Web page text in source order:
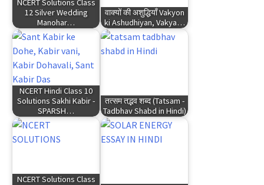
NCERT Solutions Class
12 Silver Wedding
Manohar…
वाक्यों की अशुद्धियाँ Vakyon
ki Ashudhiyan, Vakya…
NCERT Hindi Class 10
Solutions Sakhi Kabir -
SPARSH…
तत्सम तद्भव शब्द (Tatsam -
Tadbhav Shabd in Hindi)
NCERT Solutions Class